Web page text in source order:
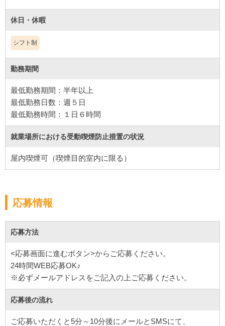
休日・休暇
シフト制
勤務期間
最低勤務期間：半年以上
最低勤務日数：週５日
最低勤務時間：１日６時間
就業場所における受動喫煙防止措置の状況
屋内喫煙可（喫煙目的室内に限る）
応募情報
応募方法
<応募画面に進むボタン>からご応募ください。
24時間WEB応募OK♪
※必ずメールアドレスをご記入の上ご応募ください。
応募後の流れ
ご応募いただくと5分～10分後にメールとSMSにて、